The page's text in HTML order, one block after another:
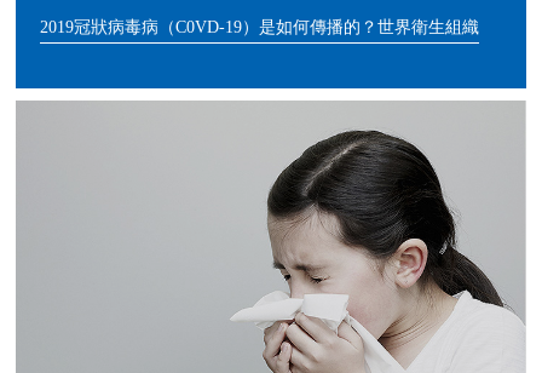
2019冠狀病毒病（C0VD-19）是如何傳播的？世界衛生組織